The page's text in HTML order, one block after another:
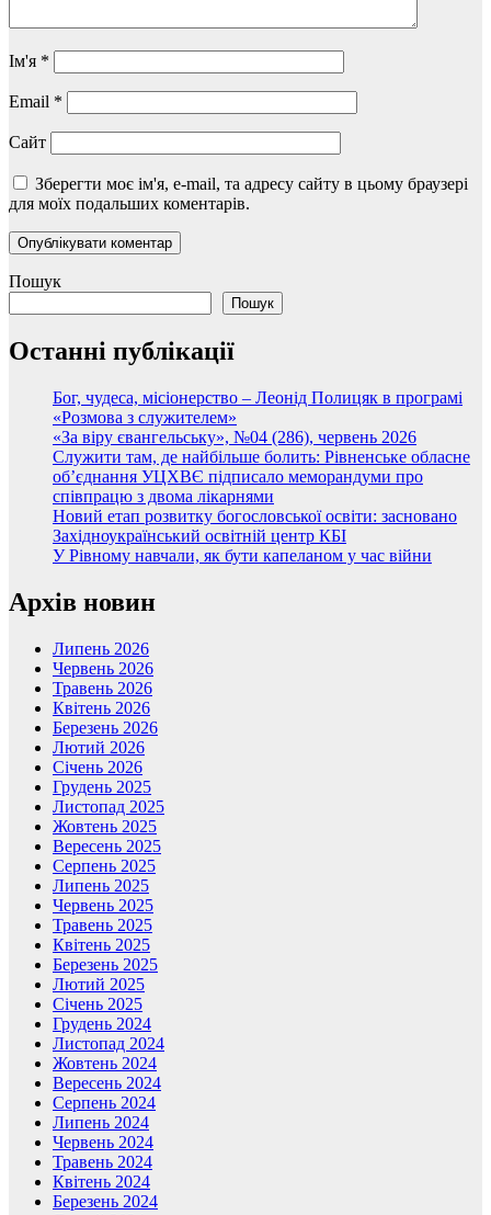
Ім'я *
Email *
Сайт
Зберегти моє ім'я, e-mail, та адресу сайту в цьому браузері
для моїх подальших коментарів.
Пошук
Пошук
Останні публікації
Бог, чудеса, місіонерство – Леонід Полицяк в програмі
«Розмова з служителем»
«За віру євангельську», №04 (286), червень 2026
Служити там, де найбільше болить: Рівненське обласне
об’єднання УЦХВЄ підписало меморандуми про
співпрацю з двома лікарнями
Новий етап розвитку богословської освіти: засновано
Західноукраїнський освітній центр КБІ
У Рівному навчали, як бути капеланом у час війни
Архів новин
Липень 2026
Червень 2026
Травень 2026
Квітень 2026
Березень 2026
Лютий 2026
Січень 2026
Грудень 2025
Листопад 2025
Жовтень 2025
Вересень 2025
Серпень 2025
Липень 2025
Червень 2025
Травень 2025
Квітень 2025
Березень 2025
Лютий 2025
Січень 2025
Грудень 2024
Листопад 2024
Жовтень 2024
Вересень 2024
Серпень 2024
Липень 2024
Червень 2024
Травень 2024
Квітень 2024
Березень 2024